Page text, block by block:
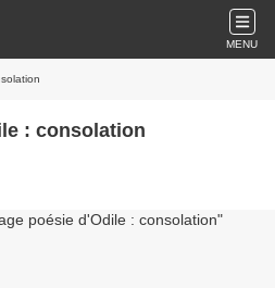
MENU
: consolation